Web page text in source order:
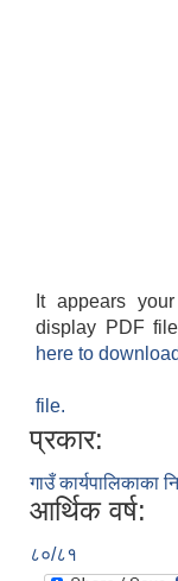
It appears
display PDF
here to
file.
प्रकार:
गाउँ कार्यपालिकाका
आर्थिक वर्ष:
८०/८१